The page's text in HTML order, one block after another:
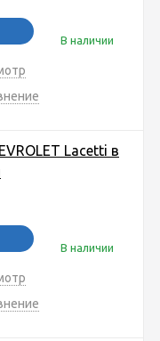
В наличии
Lacetti в
В наличии